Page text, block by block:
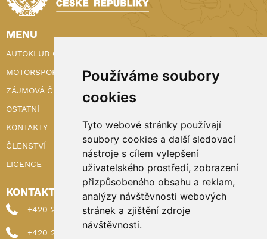
Používáme soubory
cookies
Tyto webové stránky používají
soubory cookies a další sledovací
nástroje s cílem vylepšení
uživatelského prostředí, zobrazení
přizpůsobeného obsahu a reklam,
analýzy návštěvnosti webových
stránek a zjištění zdroje
návštěvnosti.
MENU
AUTOKLUB ČR
MOTORSPORT
ZÁJMOVÁ ČINNOST
OSTATNÍ
KONTAKTY
ČLENSTVÍ
LICENCE
KONTAKTY
+420 222 898 224 (sekretariat)
+420 222 898 221 (členství)